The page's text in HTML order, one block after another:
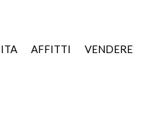
AFFITTI VENDERE